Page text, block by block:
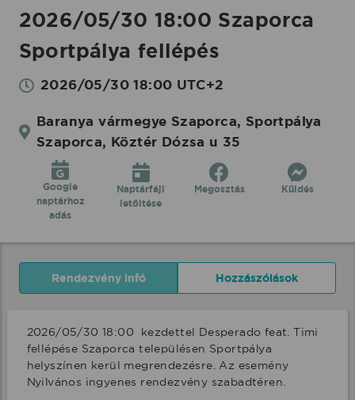
2026/05/30 18:00 Szaporca
Sportpálya fellépés
2026/05/30 18:00 UTC+2
Baranya vármegye Szaporca, Sportpálya
Szaporca, Köztér Dózsa u 35
Google
naptárhoz
adás
Naptárfájl
letöltése
Megosztás Küldés
Rendezvény infó Hozzászólások
2026/05/30 18:00  kezdettel Desperado feat. Timi
fellépése Szaporca településen Sportpálya
helyszínen kerül megrendezésre. Az esemény
Nyilvános ingyenes rendezvény szabadtéren.